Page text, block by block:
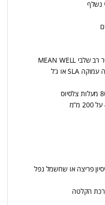
נשלף
פריצה או שחשמל נפל
הקלטה